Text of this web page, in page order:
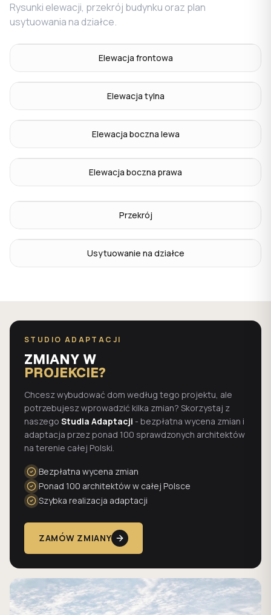
Rysunki elewacji, przekrój budynku oraz plan
usytuowania na działce.
Elewacja frontowa
Elewacja tylna
Elewacja boczna lewa
Elewacja boczna prawa
Przekrój
Usytuowanie na działce
STUDIO ADAPTACJI
ZMIANY W
PROJEKCIE?
Chcesz wybudować dom według tego projektu, ale
potrzebujesz wprowadzić kilka zmian? Skorzystaj z
naszego Studia Adaptacji - bezpłatna wycena zmian i
adaptacja przez ponad 100 sprawdzonych architektów
na terenie całej Polski.
Bezpłatna wycena zmian
Ponad 100 architektów w całej Polsce
Szybka realizacja adaptacji
ZAMÓW ZMIANY